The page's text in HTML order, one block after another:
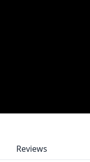
Reviews